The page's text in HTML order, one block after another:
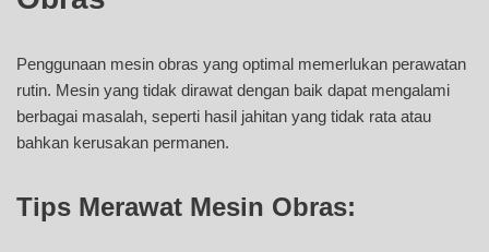
Penggunaan mesin obras yang optimal memerlukan perawatan
rutin. Mesin yang tidak dirawat dengan baik dapat mengalami
berbagai masalah, seperti hasil jahitan yang tidak rata atau
bahkan kerusakan permanen.
Tips Merawat Mesin Obras: